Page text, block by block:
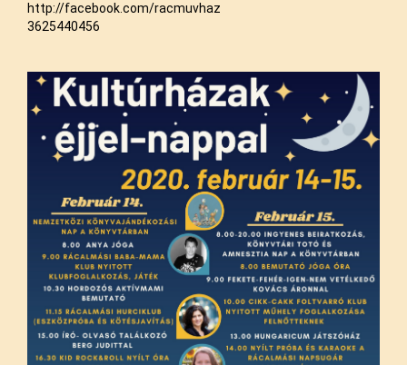
http://facebook.com/racmuvhaz
3625440456